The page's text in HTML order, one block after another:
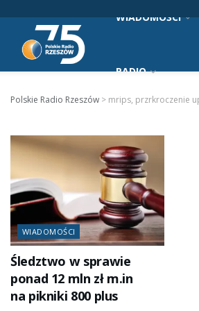
WIADOMOŚCI
RADIO
Polskie Radio Rzeszów > mrips, przrkroczenie
WIADOMOŚCI
Śledztwo w sprawie
ponad 12 mln zł m.in
na pikniki 800 plus